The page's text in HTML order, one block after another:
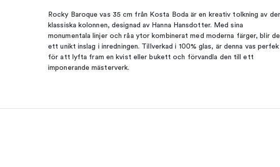
Rocky Baroque vas 35 cm från Kosta Boda är en kreativ tolkning av
klassiska kolonnen, designad av Hanna Hansdotter. Med sina
monumentala linjer och råa ytor kombinerat med moderna färger, blir
ett unikt inslag i inredningen. Tillverkad i 100% glas, är denna vas
för att lyfta fram en kvist eller bukett och förvandla den till ett
imponerande mästerverk.